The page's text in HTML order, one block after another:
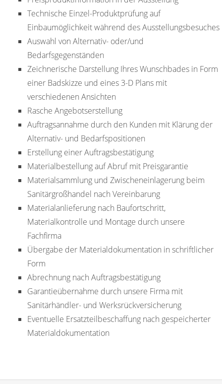
Technische Einzel-Produktprüfung auf
Einbaumöglichkeit während des Ausstellungsbesuches
Auswahl von Alternativ- oder/und
Bedarfsgegenständen
Zeichnerische Darstellung Ihres Wunschbades in Form
einer Badskizze und eines 3-D Plans mit
verschiedenen Ansichten
Rasche Angebotserstellung
Auftragsannahme durch den Kunden mit Klärung der
Alternativ- und Bedarfspositionen
Erstellung einer Auftragsbestätigung
Materialbestellung auf Abruf mit Preisgarantie
Materialsammlung und Zwischeneinlagerung beim
Sanitärgroßhandel nach Vereinbarung
Materialanlieferung nach Baufortschritt,
Materialkontrolle und Montage durch unsere
Fachfirma
Übergabe der Materialdokumentation in schriftlicher
Form
Abrechnung nach Auftragsbestätigung
Garantieübernahme durch unsere Firma mit
Sanitärhändler- und Werksrückversicherung
Eventuelle Ersatzteilbeschaffung nach gespeicherter
Materialdokumentation